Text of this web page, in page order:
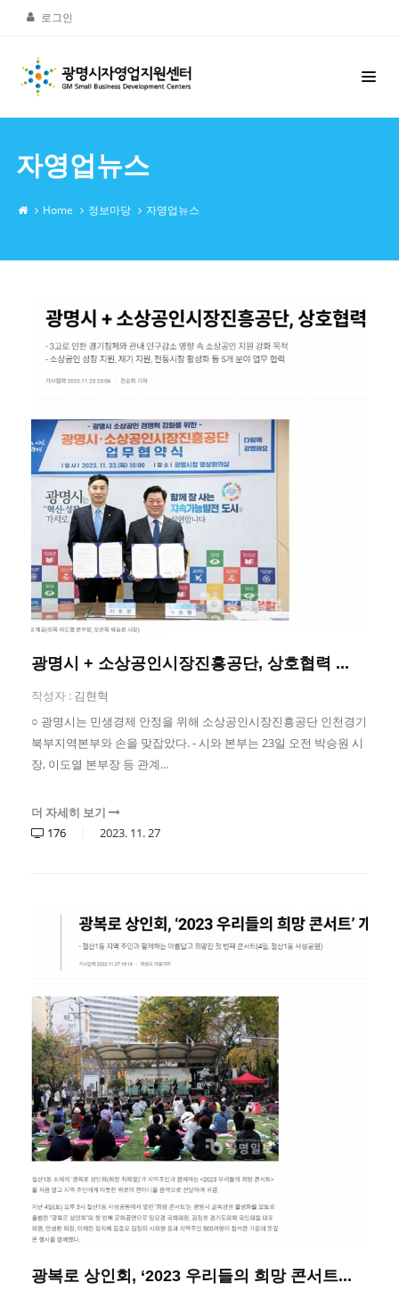
로그인
자영업뉴스
Home 정보마당 자영업뉴스
광명시 + 소상공인시장진흥공단, 상호협력 ...
작성자 : 김현혁
○ 광명시는 민생경제 안정을 위해 소상공인시장진흥공단 인천경기
북부지역본부와 손을 맞잡았다. - 시와 본부는 23일 오전 박승원 시
장, 이도열 본부장 등 관계...
더 자세히 보기
176
2023. 11.27
광복로 상인회, ‘2023 우리들의 희망 콘서트...